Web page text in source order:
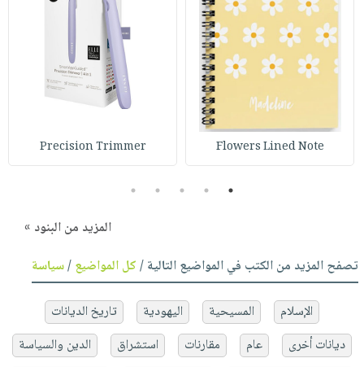
Flowers Lined Note
Precision Trimmer
1
2
3
4
5
المزيد من البنود »
تصفح المزيد من الكتب في المواضيع التالية /كل المواضيع/سياسة
الإسلام المسيحية اليهودية
تاريخ الديانات
ديانات أخرى
عام مقارنات استشراق
الدين والسياسة